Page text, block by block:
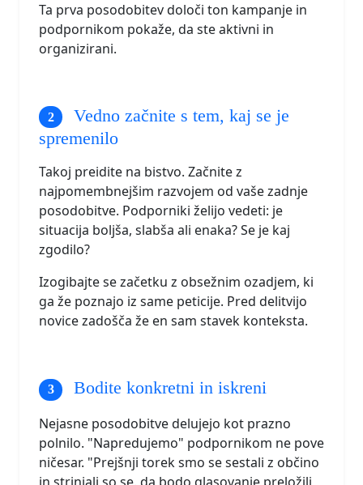
Ta prva posodobitev določi ton kampanje in
podpornikom pokaže, da ste aktivni in
organizirani.
Vedno začnite s tem, kaj se je
spremenilo
Takoj preidite na bistvo. Začnite z
najpomembnejšim razvojem od vaše zadnje
posodobitve. Podporniki želijo vedeti: je
situacija boljša, slabša ali enaka? Se je kaj
zgodilo?
Izogibajte se začetku z obsežnim ozadjem, ki
ga že poznajo iz same peticije. Pred delitvijo
novice zadošča že en sam stavek konteksta.
Bodite konkretni in iskreni
Nejasne posodobitve delujejo kot prazno
polnilo. "Napredujemo" podpornikom ne pove
ničesar. "Prejšnji torek smo se sestali z občino